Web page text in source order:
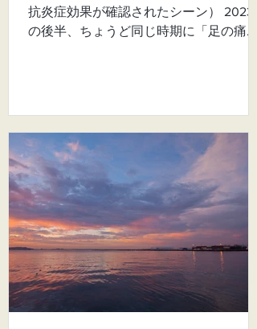
抗炎症効果が確認されたシーン） 2023
の後半、ちょうど同じ時期に「足の痛み